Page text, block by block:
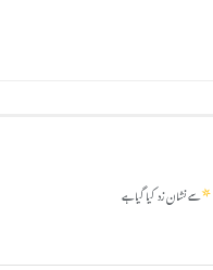
*سے نشان زد کیا گیا ہے